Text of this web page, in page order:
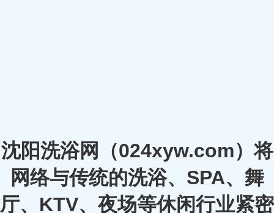
沈阳洗浴网（024xyw.com）将
网络与传统的洗浴、SPA、舞
厅、KTV、夜场等休闲行业紧密